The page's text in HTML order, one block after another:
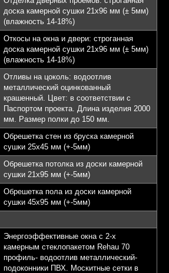
доска камерной сушки 21х96 мм (± 5мм)
(влажность 14-18%)
Откосы на окна и двери: строганная
доска камерной сушки 21х96 мм (± 5мм)
(влажность 14-18%)
Отливы на цоколь: водоотлив
металлический оцинкованный
крашенный. Цвет: в соответствии с
Паспортом проекта. Длина изделия 2000
мм. Размер полки до 150 мм.
Обрешетка стен из бруска камерной
сушки 25х45 мм (+-5мм)
Обрешетка потолка из доски камерной
сушки 21х95 мм (+-5мм)
Обрешетка пола из доски камерной
сушки 45х95 мм (+-5мм)
Энергоэффективные окна с 2-х
камерным стеклопакетом Rehau 70
профиль- водоотлив металлический-
подоконники ПВХ. Москитные сетки в